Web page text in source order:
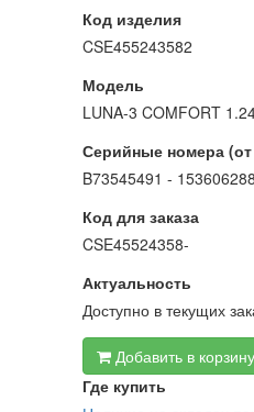
Код изделия
CSE455243582
Модель
LUNA-3 COMFORT
Серийные номера
B73545491 - 153606288
Код для заказа
CSE45524358-
Актуальность
Доступно в текущих
Добавить в корзину
Где купить